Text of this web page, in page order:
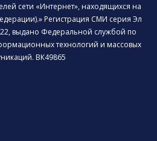
сети «Интернет», находящихся на
Регистрация СМИ серия Эл
выдано Федеральной службой по
технологий и массовых
ВК49865